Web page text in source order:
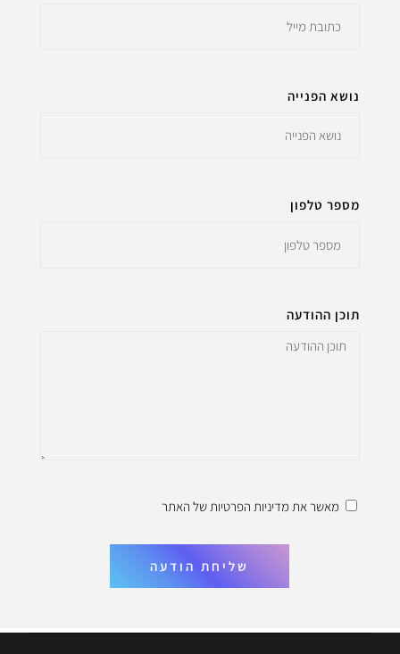
נושא הפנייה
מספר טלפון
תוכן ההודעה
מאשר את מדיניות הפרטיותשל האתר
שליחת הודעה